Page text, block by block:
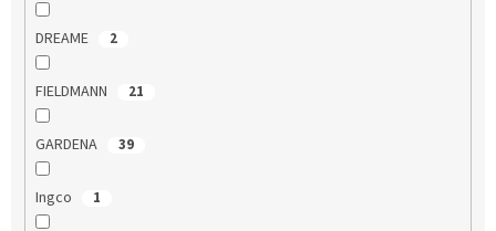
DREAME 2
FIELDMANN 21
GARDENA 39
Ingco 1